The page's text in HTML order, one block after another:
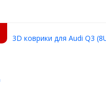
3D коврики для Audi Q3